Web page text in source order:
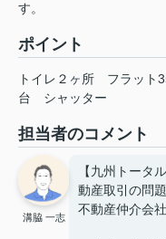
す。
ポイント
トイレ２ヶ所 フラット
台
シャッター
担当者のコメント
溝脇 一志
【九州トータ
動産取引の問
不動産仲介会社